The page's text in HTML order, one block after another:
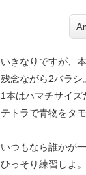
いきなりですが、
残念ながら2バラシ
1本はハマチサイズ
テトラで青物をタ
いつもなら誰かが
ひっそり練習しよ